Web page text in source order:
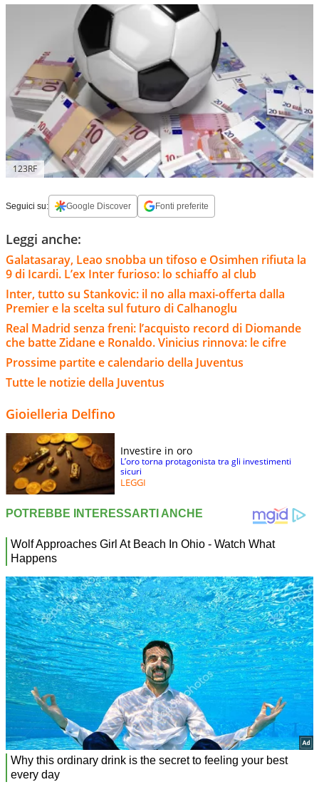
123RF
Seguici su: Google Discover Fonti preferite
Leggi anche:
Galatasaray, Leao snobba un tifoso e Osimhen rifiuta la
9 di Icardi. L’ex Inter furioso: lo schiaffo al club
Inter, tutto su Stankovic: il no alla maxi-offerta dalla
Premier e la scelta sul futuro di Calhanoglu
Real Madrid senza freni: l’acquisto record di Diomande
che batte Zidane e Ronaldo. Vinicius rinnova: le cifre
Prossime partite e calendario della Juventus
Tutte le notizie della Juventus
Gioielleria Delfino
Investire in oro
L’oro torna protagonista tra gli investimenti
sicuri
LEGGI